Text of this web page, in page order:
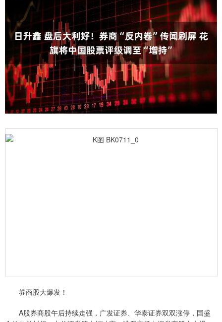
券商股大爆发！
A股券商股午后持续走强，广发证券、华泰证券双双涨停，国盛